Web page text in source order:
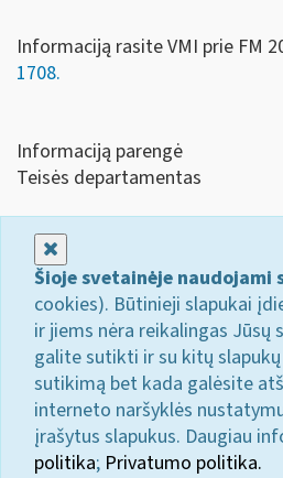
Informaciją rasite VMI prie FM
1708.
Informaciją parengė
Teisės departamentas
Šioje svetainėje naudojami
cookies). Būtinieji slapukai
ir jiems nėra reikalingas Jūsų
galite sutikti ir su kitų
sutikimą bet kada galėsite
interneto naršyklės
įrašytus slapukus. Daugiau
politika; Privatumo politika.